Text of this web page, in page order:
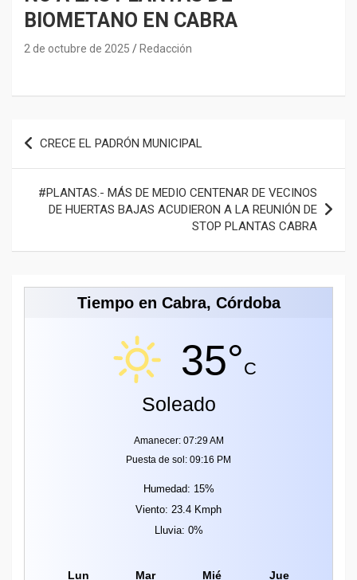
BIOMETANO EN CABRA
2 de octubre de 2025 Redacción
Navegación
de
entradas
CRECE EL PADRÓN MUNICIPAL
#PLANTAS.- MÁS DE MEDIO CENTENAR DE VECINOS
DE HUERTAS BAJAS ACUDIERON A LA REUNIÓN DE
STOP PLANTAS CABRA
Tiempo en Cabra, Córdoba
35°C
Soleado
Amanecer: 07:29 AM
Puesta de sol: 09:16 PM
Humedad: 15%
Viento: 23.4 Kmph
Lluvia: 0%
Lun Mar Mié Jue